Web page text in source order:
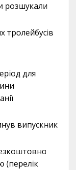
розшукали
тролейбусів
для
випускник
(перелік